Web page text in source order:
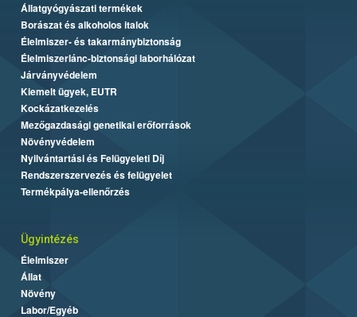
Állatgyógyászati termékek
Borászat és alkoholos italok
Élelmiszer- és takarmánybiztonság
Élelmiszerlánc-biztonsági laborhálózat
Járványvédelem
Kiemelt ügyek, EUTR
Kockázatkezelés
Mezőgazdasági genetikai erőforrások
Növényvédelem
Nyilvántartási és Felügyeleti Díj
Rendszerszervezés és felügyelet
Termékpálya-ellenőrzés
Ügyintézés
Élelmiszer
Állat
Növény
Labor/Egyéb